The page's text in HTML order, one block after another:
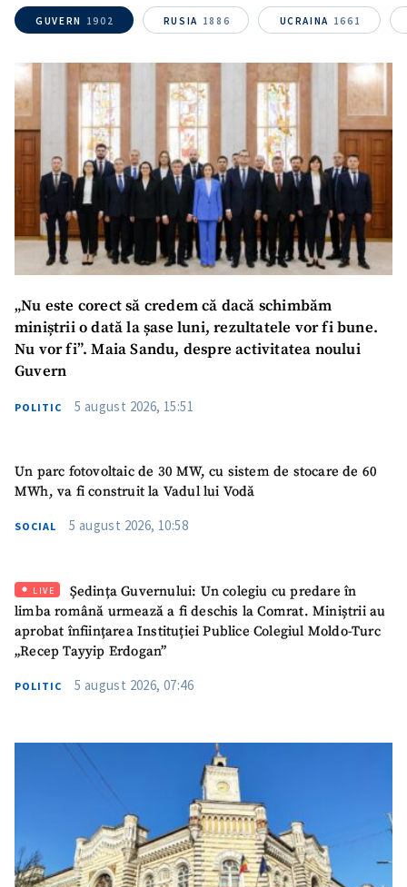
GUVERN 1902 RUSIA 1886 UCRAINA 1661
„Nu este corect să credem că dacă schimbăm
miniștrii o dată la șase luni, rezultatele vor fi bune.
Nu vor fi”. Maia Sandu, despre activitatea noului
Guvern
POLITIC 5 august 2026, 15:51
Un parc fotovoltaic de 30 MW, cu sistem de stocare de 60
MWh, va fi construit la Vadul lui Vodă
SOCIAL 5 august 2026, 10:58
LIVE
Ședința Guvernului: Un colegiu cu predare în
limba română urmează a fi deschis la Comrat. Miniștrii au
aprobat înființarea Instituției Publice Colegiul Moldo-Turc
„Recep Tayyip Erdogan”
POLITIC 5 august 2026, 07:46
ȘTIREA MEA
Titlu știre+ Adaugă titlu
Fotografie
+ Încarcă imagine
Sursă anonimă
Telefon
+ Telefon personal
Am citit și sunt de
confidențialitate.